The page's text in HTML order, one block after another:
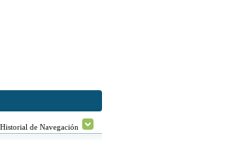
Historial de Navegación